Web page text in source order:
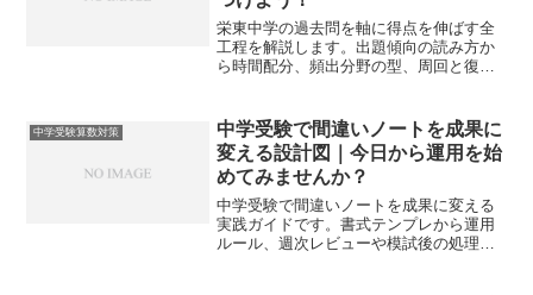
栄東中学の過去問を軸に得点を伸ばす全
工程を解説します。出題傾向の読み方か
ら時間配分、頻出分野の型、周回と復習
中学受験算数対策
中学受験で間違いノートを成果に
変える設計図｜今日から運用を始
めてみませんか？
中学受験で間違いノートを成果に変える
実践ガイドです。書式テンプレから運用
ルール、週次レビューや模試後の処理ま